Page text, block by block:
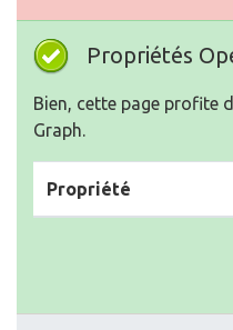
Propriétés
Bien, cette page profite
Graph.
Propriété